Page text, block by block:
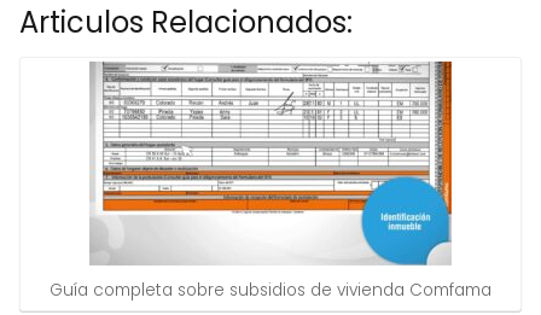
Articulos Relacionados:
Guía completa sobre subsidios de vivienda Comfama